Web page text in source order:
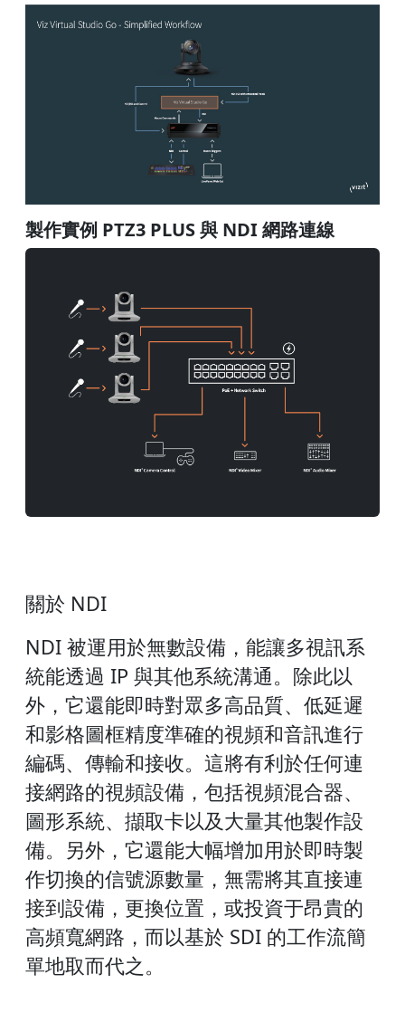
製作實例 PTZ3 PLUS 與 NDI 網路連線
關於 NDI
NDI 被運用於無數設備，能讓多視訊系
統能透過 IP 與其他系統溝通。除此以
外，它還能即時對眾多高品質、低延遲
和影格圖框精度準確的視頻和音訊進行
編碼、傳輸和接收。這將有利於任何連
接網路的視頻設備，包括視頻混合器、
圖形系統、擷取卡以及大量其他製作設
備。另外，它還能大幅增加用於即時製
作切換的信號源數量，無需將其直接連
接到設備，更換位置，或投資于昂貴的
高頻寬網路，而以基於 SDI 的工作流簡
單地取而代之。